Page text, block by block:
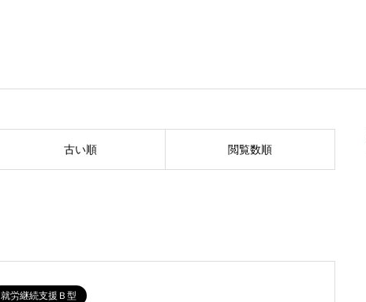
古い順 閲覧数順
就労継続支援Ｂ型